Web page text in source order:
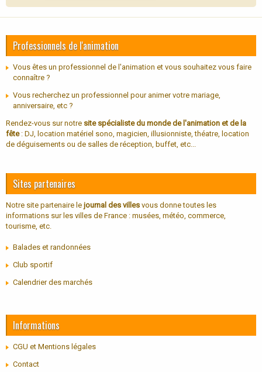
Professionnels de l'animation
Vous êtes un professionnel de l'animation et vous souhaitez vous faire
connaître ?
Vous recherchez un professionnel pour animer votre mariage,
anniversaire, etc ?
Rendez-vous sur notre site spécialiste du monde de l'animation et de la
fête: DJ, location matériel sono, magicien, illusionniste, théatre, location
de déguisements ou de salles de réception, buffet, etc...
Sites partenaires
Notre site partenaire le journal des villes vous donne toutes les
informations sur les villes de France : musées, météo, commerce,
tourisme, etc.
Balades et randonnées
Club sportif
Calendrier des marchés
Informations
CGU et Mentions légales
Contact